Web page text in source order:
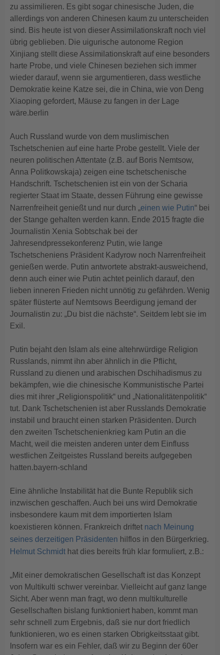
zu assimilieren. Es gibt sogar chinesische Juden, die
allerdings von anderen Chinesen kaum zu unterscheiden
sind. Bis heute ist von dieser Assimilationskraft noch viel
übrig geblieben. Die uigurische autonome Region
Xinjiang stellt diese Assimilationskraft auf eine besonders
harte Probe, und viele Chinesen beziehen sich immer
wieder darauf, wenn sie argumentieren, dass westliche
Demokratie keine Katze sei, die in China, wie von Deng
Xiaoping gefordert, Mäuse zu fangen in der Lage
wäre.berlin
Auch Russland wurde von dem muslimischen
Tschetschenien auf eine harte Probe gestellt. Viele der
neuren politischen Attentate (z.B. auf Boris Nemtsow,
Anna Politkowskaja) zeigen eine tschetschenische
Handschrift. Tschetschenien ist ein von der Scharia
regierter Staat im Staate, dessen Führung eine gewisse
Narrenfreiheit genießt und nur durch „einen wie Putin“ bei
der Stange gehalten werden kann. Ende 2015 fragte die
Journalistin Xenia Sobtschak bei der
Jahresendpressekonferenz Putin, wie lange
Tschetscheniens Präsident Kadyrow noch Narrenfreiheit
genießen werde. Putin antwortete abstrakt-ausweichend,
denn auch einer wie Putin achtet peinlich darauf, den
lieben inneren Frieden nicht unnötig zu gefährden. Wenig
später flüsterte auf Nemtsows Beerdigung jemand der
Journalistin zu: „Du bist die nächste“. Seitdem lebt sie im
Exil.
Putin bejaht den Islam als eine altehrwürdige Religion
Russlands, nimmt ihn aber ähnlich in die Pflicht,
Russland zu dienen und arabischen Dschihadismus zu
bekämpfen, wie die chinesische Kommunistische Partei
dies mit ihrer „Religionspolitik“ und „Nationalitätenpolitik“
tut. Dank Tschetschenien ist aber Russlands Demokratie
instabil und braucht einen starken Präsidenten. Durch
den zweiten Tschetschenienkrieg kam Putin an die
Macht, weil die meisten anderen unter dem Einfluss
westlichen Zeitgeistes Russland bereits aufgegeben
hatten.bayern-schland
Eine ähnliche Instabilität hat die Bunte Republik sich
inzwischen geschaffen. Auch bei uns wird Demokratie
insbesondere kaum mit dem importierten Islam
koexistieren können. Frankreich driftet nach Meinung
seines derzeitigen Präsidenten hilflos in den Bürgerkrieg.
Helmut Schmidt hat dies bereits früh klar formuliert, z.B.:
„Mit einer demokratischen Gesellschaft ist das Konzept
von Multikulti schwer vereinbar. Vielleicht auf ganz lange
Sicht. Aber wenn man fragt, wo denn multikulturelle
Gesellschaften bislang funktioniert haben, kommt man
sehr schnell zum Ergebnis, daß sie nur dort friedlich
funktionieren, wo es einen starken Obrigkeitsstaat gibt.
Insofern war es ein Fehler, daß wir zu Beginn der 60er